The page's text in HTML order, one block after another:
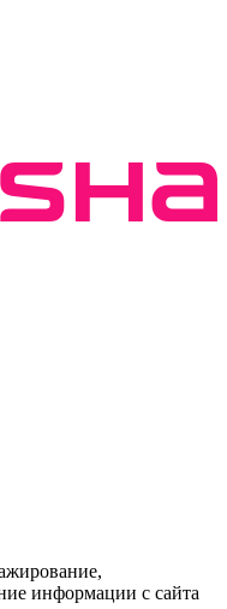
информации с сайта